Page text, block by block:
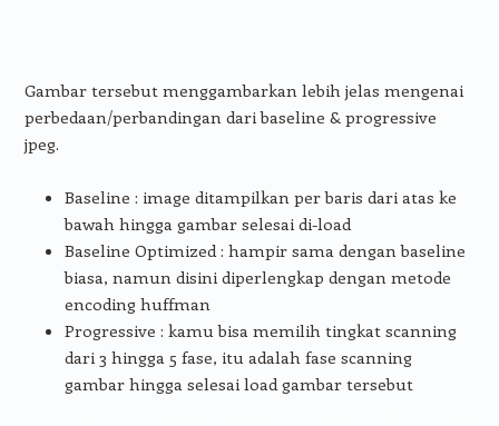
Gambar tersebut menggambarkan lebih jelas mengenai
perbedaan/perbandingan dari baseline & progressive
jpeg.
Baseline : image ditampilkan per baris dari atas ke
bawah hingga gambar selesai di-load
Baseline Optimized : hampir sama dengan baseline
biasa, namun disini diperlengkap dengan metode
encoding huffman
Progressive : kamu bisa memilih tingkat scanning
dari 3 hingga 5 fase, itu adalah fase scanning
gambar hingga selesai load gambar tersebut